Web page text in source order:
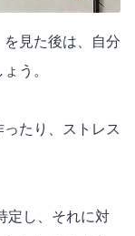
を見た後は、自分
う。
たり、ストレス
定し、それに対